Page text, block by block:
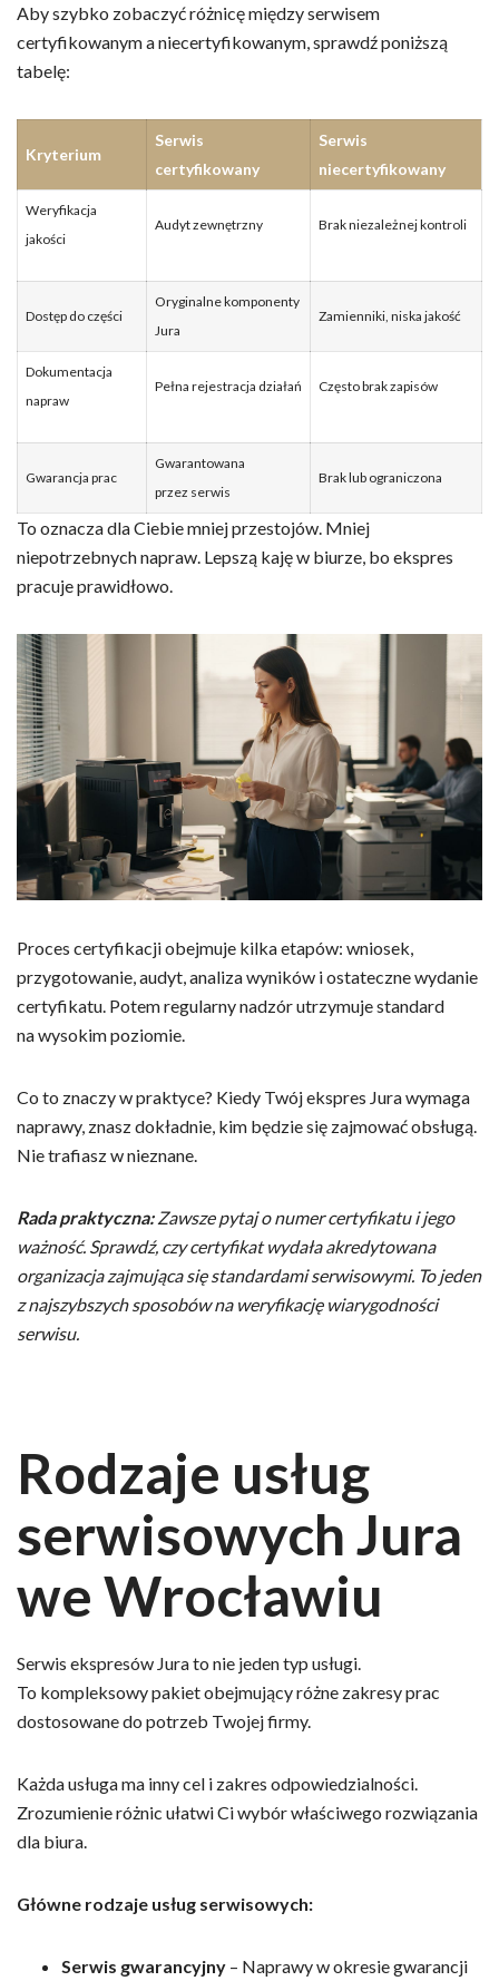
Aby szybko zobaczyć różnicę między serwisem
certyfikowanym a niecertyfikowanym, sprawdź poniższą
tabelę:
Kryterium
Serwis
certyfikowany
Serwis
niecertyfikowany
Weryfikacja
jakości
Audyt zewnętrzny Brak niezależnej kontroli
Dostęp do części
Oryginalne komponenty
Jura
Zamienniki, niska jakość
Dokumentacja
napraw
Pełna rejestracja działań Często brak zapisów
Gwarancja prac
Gwarantowana
przez serwis
Brak lub ograniczona
To oznacza dla Ciebie mniej przestojów. Mniej
niepotrzebnych napraw. Lepszą kaję w biurze, bo ekspres
pracuje prawidłowo.
Proces certyfikacji obejmuje kilka etapów: wniosek,
przygotowanie, audyt, analiza wyników i ostateczne wydanie
certyfikatu. Potem regularny nadzór utrzymuje standard
na wysokim poziomie.
Co to znaczy w praktyce? Kiedy Twój ekspres Jura wymaga
naprawy, znasz dokładnie, kim będzie się zajmować obsługą.
Nie trafiasz w nieznane.
Rada praktyczna: Zawsze pytaj o numer certyfikatu i jego
ważność. Sprawdź, czy certyfikat wydała akredytowana
organizacja zajmująca się standardami serwisowymi. To jeden
z najszybszych sposobów na weryfikację wiarygodności
serwisu.
Rodzaje usług
serwisowych Jura
we Wrocławiu
Serwis ekspresów Jura to nie jeden typ usługi.
To kompleksowy pakiet obejmujący różne zakresy prac
dostosowane do potrzeb Twojej firmy.
Każda usługa ma inny cel i zakres odpowiedzialności.
Zrozumienie różnic ułatwi Ci wybór właściwego rozwiązania
dla biura.
Główne rodzaje usług serwisowych:
Serwis gwarancyjny – Naprawy w okresie gwarancji